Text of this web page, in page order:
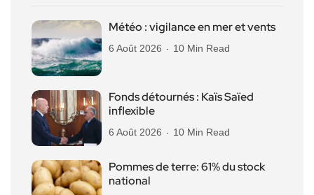
Météo : vigilance en mer et vents
6 Août 2026 10 Min Read
Fonds détournés : Kaïs Saïed
inflexible
6 Août 2026 10 Min Read
Pommes de terre: 61% du stock
national